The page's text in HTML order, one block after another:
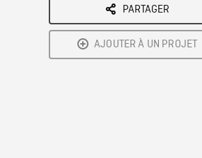
PARTAGER
AJOUTER À UN PROJET